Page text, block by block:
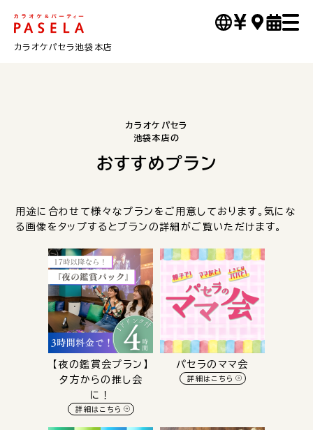
カラオケパセラ池袋本店
カラオケパセラ
池袋本店の
おすすめプラン
用途に合わせて様々なプランをご用意しております。気にな
る画像をタップするとプランの詳細がご覧いただけます。
【夜の鑑賞会プラン】
夕方からの推し会
に！
詳細はこちら
パセラのママ会
詳細はこちら